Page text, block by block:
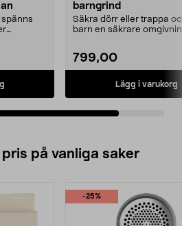
barngrind
Säkra dörr eller trappa
barn en säkrare
799,00
Lägg i varukorg
på vanliga saker
-25%